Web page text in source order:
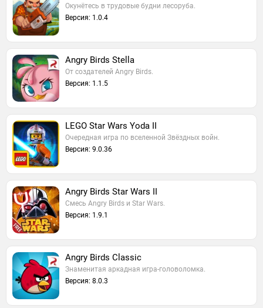
Окунётесь в трудовые будни лесоруба.
Версия: 1.0.4
Angry Birds Stella
От создателей Angry Birds.
Версия: 1.1.5
LEGO Star Wars Yoda II
Очередная игра по вселенной Звёздных войн.
Версия: 9.0.36
Angry Birds Star Wars II
Смесь Angry Birds и Star Wars.
Версия: 1.9.1
Angry Birds Classic
Знаменитая аркадная игра-головоломка.
Версия: 8.0.3